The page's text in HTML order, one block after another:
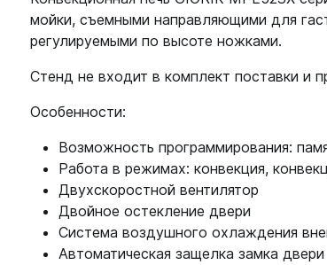
мойки, съемными направляющими для
регулируемыми по высоте ножками.
Стенд не входит в комплект поставки и
Особенности:
Возможность программирования:
Работа в режимах: конвекция,
Двухскоростной вентилятор
Двойное остекление двери
Система воздушного охлаждения
Автоматическая защелка замка двери